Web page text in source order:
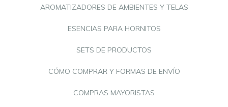
AROMATIZADORES DE AMBIENTES Y TELAS
ESENCIAS PARA HORNITOS
SETS DE PRODUCTOS
CÓMO COMPRAR Y FORMAS DE ENVÍO
COMPRAS MAYORISTAS